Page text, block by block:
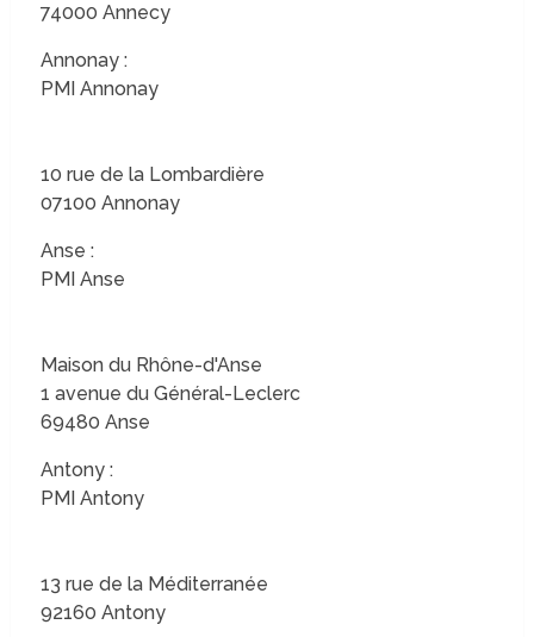
74000 Annecy
Annonay :
PMI Annonay
10 rue de la Lombardière
07100 Annonay
Anse :
PMI Anse
Maison du Rhône-d'Anse
1 avenue du Général-Leclerc
69480 Anse
Antony :
PMI Antony
13 rue de la Méditerranée
92160 Antony